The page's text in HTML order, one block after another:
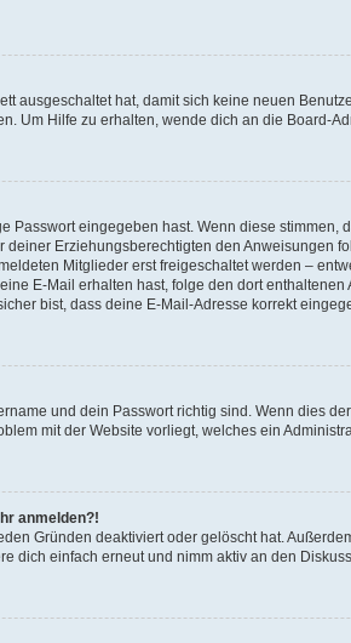
ausgeschaltet hat, damit sich keine neuen
Um Hilfe zu erhalten, wende dich an die Board-
Passwort eingegeben hast. Wenn diese stimmen,
Erziehungsberechtigten den Anweisungen
Mitglieder erst freigeschaltet werden –
E-Mail erhalten hast, folge den dort
bist, dass deine E-Mail-Adresse korrekt
und dein Passwort richtig sind. Wenn dies
mit der Website vorliegt, welches ein
anmelden?!
Gründen deaktiviert oder gelöscht hat.
dich einfach erneut und nimm aktiv an den